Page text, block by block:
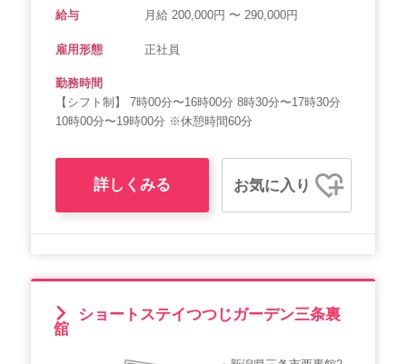
給与 月給 200,000円 〜 290,000円
雇用形態 正社員
勤務時間
【シフト制】 7時00分〜16時00分 8時30分〜17時30分
10時00分〜19時00分 ※休憩時間60分
詳しくみる お気に入り
ショートステイつつじガーデン三条裏
舘